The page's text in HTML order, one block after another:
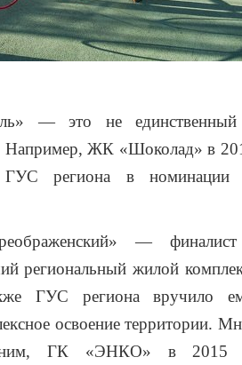
— это не
Например, ЖК «Шоколад» в
ГУС региона в
—
региональный жилой
ГУС региона вручило
освоение территории.
ГК «ЭНКО» в 2015